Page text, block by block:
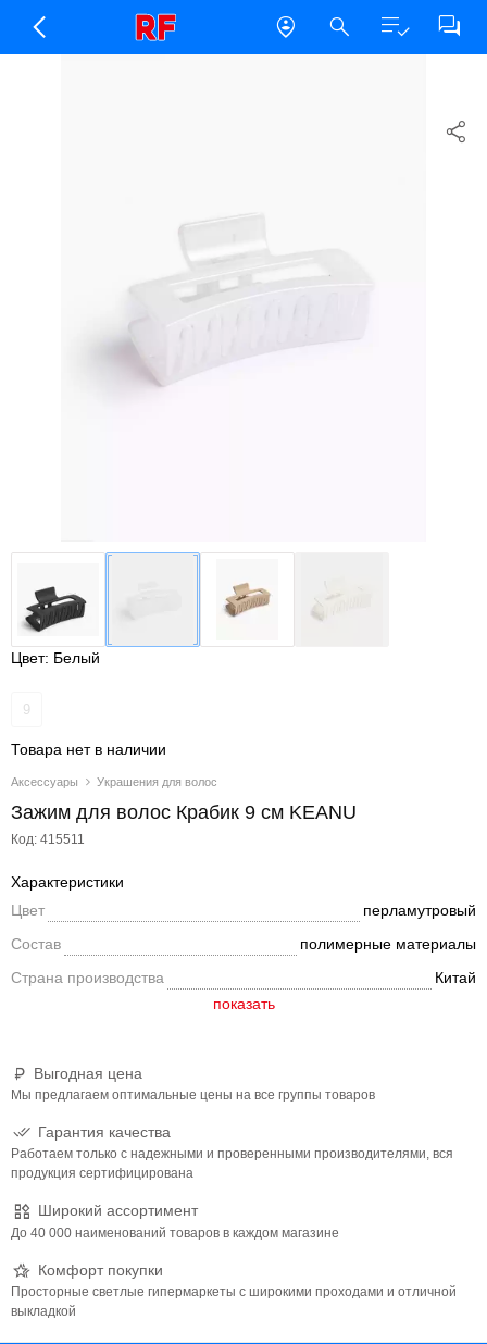
Аксессуары Украшения для волос
Зажим для волос Крабик 9 см KEANU
Код: 415511
Цвет: Белый
9
Товара нет в наличии
Выгодная цена
Мы предлагаем оптимальные цены на все группы товаров
Гарантия качества
Работаем только с надежными и проверенными производителями, вся
продукция сертифицирована
Широкий ассортимент
До 40 000 наименований товаров в каждом магазине
Комфорт покупки
Просторные светлые гипермаркеты с широкими проходами и отличной
выкладкой
Характеристики
Цвет
перламутровый
Состав
полимерные материалы
Страна производства
Китай